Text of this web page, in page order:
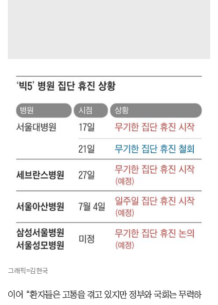
그래픽=김현국
이어 “환자들은 고통을 겪고 있지만 정부와 국회는 무력하